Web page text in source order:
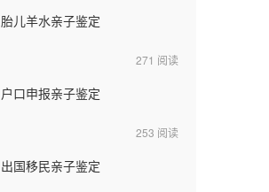
胎儿羊水亲子鉴定
271 阅读
户口申报亲子鉴定
253 阅读
出国移民亲子鉴定